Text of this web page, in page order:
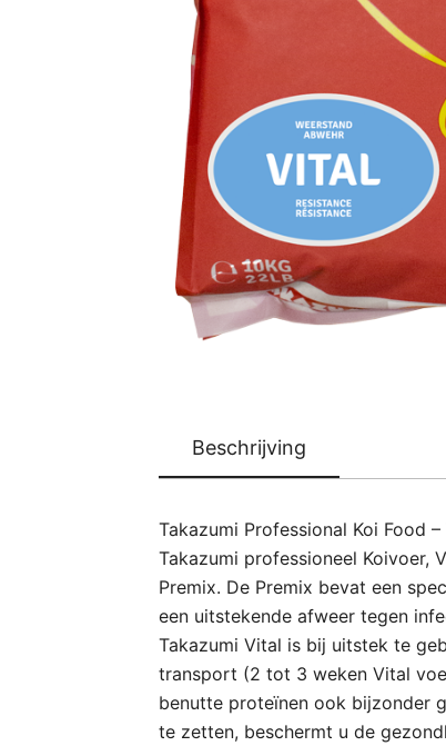
Beschrijving
Takazumi Professional Koi Food
Takazumi professioneel Koivoer,
Premix. De Premix bevat een
een uitstekende afweer tegen
Takazumi Vital is bij uitstek te
transport (2 tot 3 weken Vital
benutte proteïnen ook bijzonder
te zetten, beschermt u de